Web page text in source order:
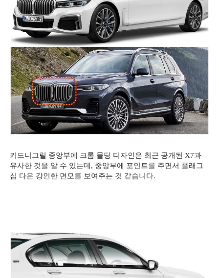
키드니그릴 중앙부에 크롬 몰딩 디자인은 최근 공개된 X7과
유사한 것을 알 수 있는데, 중앙부에 포인트를 주면서 플래그
십 다운 강인한 면모를 보여주는 것 같습니다.